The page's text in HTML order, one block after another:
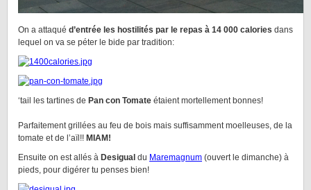
On a attaqué d’entrée les hostilités par le repas à 14 000 calories dans
lequel on va se péter le bide par tradition:
‘tail les tartines de Pan con Tomate étaient mortellement bonnes!
Parfaitement grillées au feu de bois mais suffisamment moelleuses, de la
tomate et de l’aïl!! MIAM!
Ensuite on est allés à Desigual du Maremagnum (ouvert le dimanche) à
pieds, pour digérer tu penses bien!